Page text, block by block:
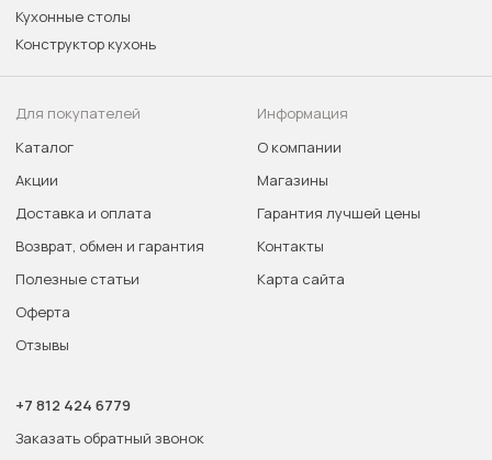
Кухонные столы
Конструктор кухонь
Для покупателей
Каталог
Акции
Доставка и оплата
Возврат, обмен и гарантия
Полезные статьи
Оферта
Отзывы
Информация
О компании
Магазины
Гарантия лучшей цены
Контакты
Карта сайта
+7 812 424 6779
Заказать обратный звонок